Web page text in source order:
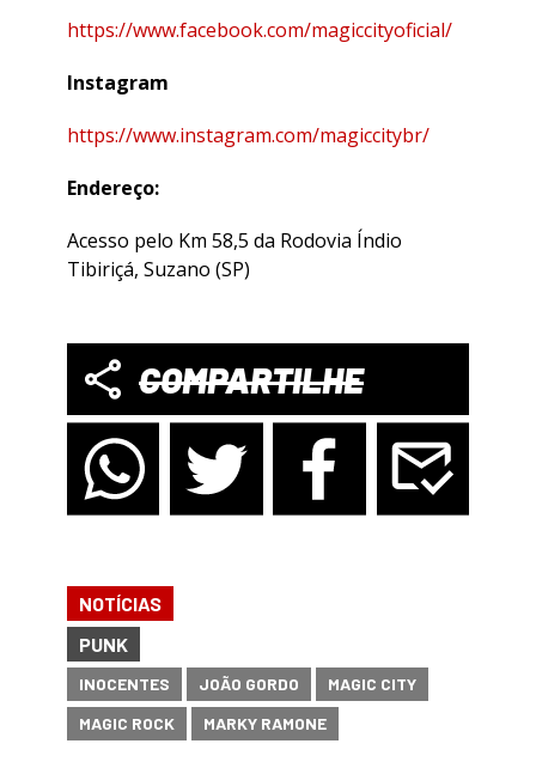
https://www.facebook.com/magiccityoficial/
Instagram
https://www.instagram.com/magiccitybr/
Endereço:
Acesso pelo Km 58,5 da Rodovia Índio
Tibiriçá, Suzano (SP)
COMPARTILHE
NOTÍCIAS
PUNK
INOCENTES JOÃO GORDO
MAGIC CITY
MAGIC ROCK
MARKY RAMONE